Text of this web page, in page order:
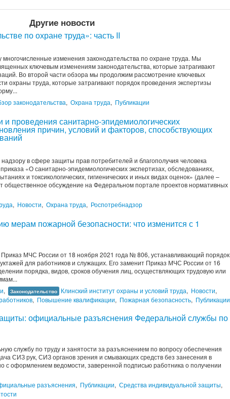
Другие новости
по охране труда»: часть II
многочисленные изменения законодательства по охране труда. Мы
ключевым изменениям законодательства, которые затрагивают
Во второй части обзора мы продолжим рассмотрение ключевых
охраны труда, которые затрагивают порядок проведения экспертизы
законодательства, Охрана труда, Публикации
и проведения санитарно-эпидемиологических
причин, условий и факторов, способствующих
в сфере защиты прав потребителей и благополучия человека
«О санитарно-эпидемиологических экспертизах, обследованиях,
и токсикологических, гигиенических и иных видах оценок» (далее –
общественное обсуждение на Федеральном портале проектов нормативных
, Новости, Охрана труда, Роспотребнадзор
мерам пожарной безопасности: что изменится с 1
Приказ МЧС России от 18 ноября 2021 года № 806, устанавливающий порядок
для работников и служащих. Его заменит Приказ МЧС России от 16
порядка, видов, сроков обучения лиц, осуществляющих трудовую или
, Законодательство Клинский институт охраны и условий труда, Новости,
, Повышение квалификации, Пожарная безопасность, Публикации
официальные разъяснения Федеральной службы по
службу по труду и занятости за разъяснением по вопросу обеспечения
СИЗ рук, СИЗ органов зрения и смывающих средств без занесения в
с оформлением ведомости, заверенной подписью работника о получении
разъяснения, Публикации, Средства индивидуальной защиты,